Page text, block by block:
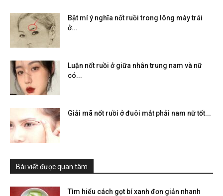
Bật mí ý nghĩa nốt ruồi trong lông mày trái
ở...
Luận nốt ruồi ở giữa nhân trung nam và nữ
có...
Giải mã nốt ruồi ở đuôi mắt phải nam nữ tốt...
Bài viết được quan tâm
Tìm hiểu cách gọt bí xanh đơn giản nhanh